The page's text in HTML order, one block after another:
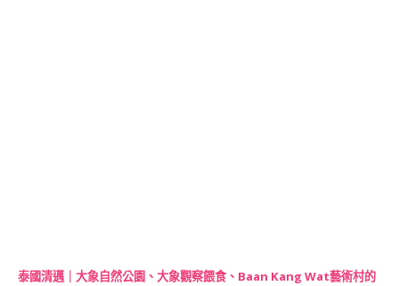
泰國清邁｜大象自然公園、大象觀察餵食、Baan Kang Wat藝術村的